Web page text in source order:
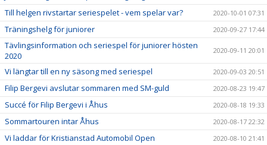
Till helgen rivstartar seriespelet - vem spelar var? 2020-10-01 07:31
Träningshelg för juniorer 2020-09-27 17:44
Tävlingsinformation och seriespel för juniorer hösten
2020
2020-09-11 20:01
Vi längtar till en ny säsong med seriespel 2020-09-03 20:51
Filip Bergevi avslutar sommaren med SM-guld 2020-08-23 19:47
Succé för Filip Bergevi i Åhus 2020-08-18 19:33
Sommartouren intar Åhus 2020-08-17 22:32
Vi laddar för Kristianstad Automobil Open 2020-08-10 21:41